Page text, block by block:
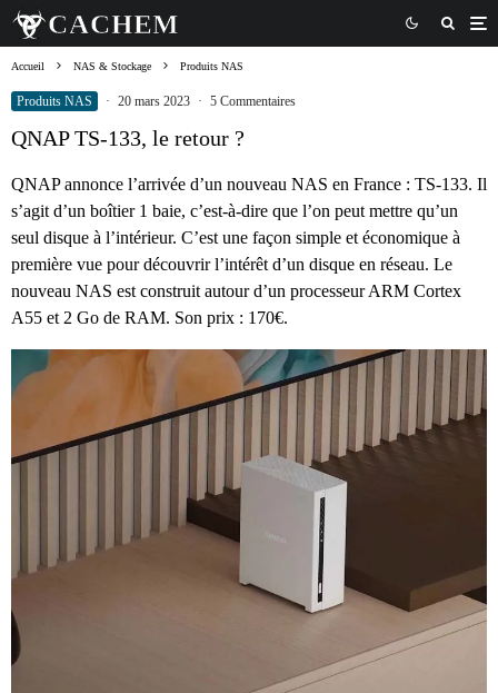
Accueil NAS & Stockage Produits NAS
Produits NAS · 20 mars 2023 · 5 Commentaires
QNAP TS-133, le retour ?
QNAP annonce l’arrivée d’un nouveau NAS en France : TS-133. Il
s’agit d’un boîtier 1 baie, c’est-à-dire que l’on peut mettre qu’un
seul disque à l’intérieur. C’est une façon simple et économique à
première vue pour découvrir l’intérêt d’un disque en réseau. Le
nouveau NAS est construit autour d’un processeur ARM Cortex
A55 et 2 Go de RAM. Son prix : 170€.